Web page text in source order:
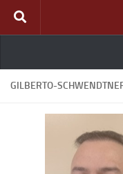
Skip to content
GILBERTO-